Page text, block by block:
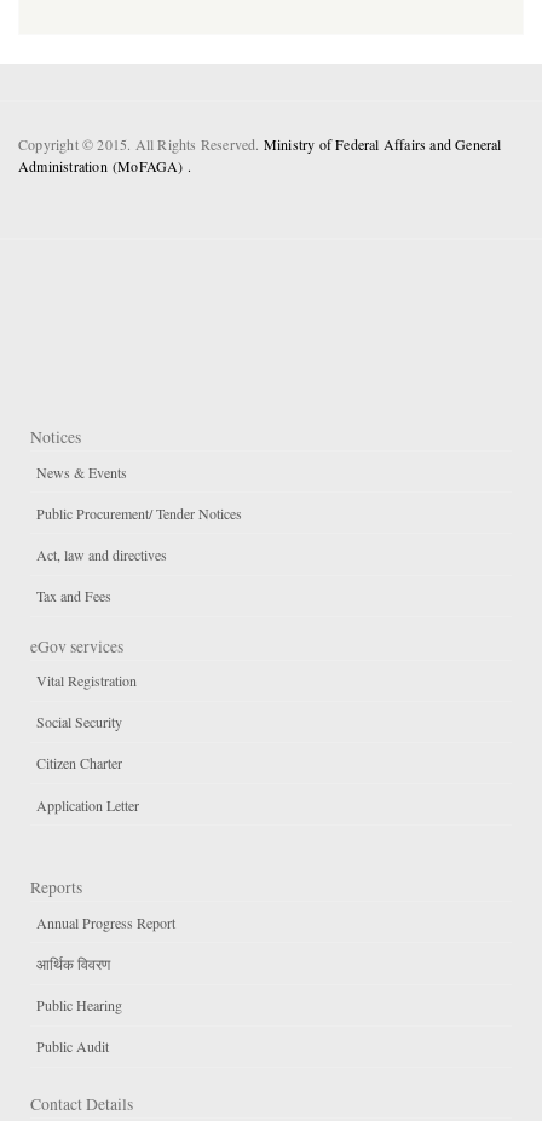
Copyright © 2015. All Rights Reserved. Ministry of Federal Affairs and General
Administration (MoFAGA) .
Notices
News & Events
Public Procurement/ Tender Notices
Act, law and directives
Tax and Fees
eGov services
Vital Registration
Social Security
Citizen Charter
Application Letter
Reports
Annual Progress Report
आर्थिक विवरण
Public Hearing
Public Audit
Contact Details